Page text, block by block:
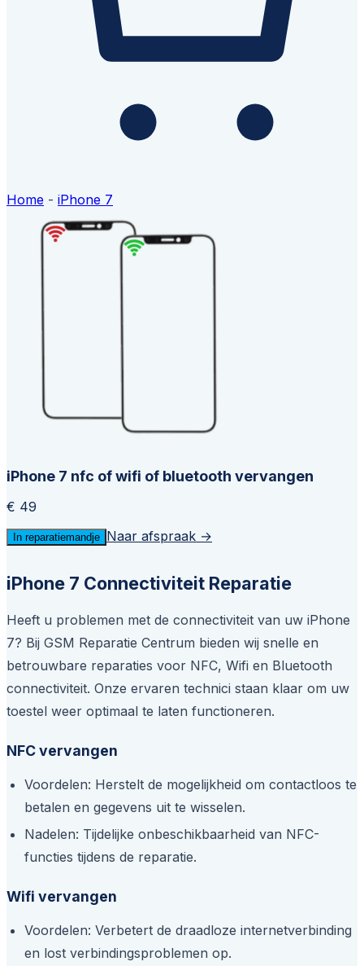
Home - iPhone 7
iPhone 7 nfc of wifi of bluetooth vervangen
€ 49
In reparatiemandje Naar afspraak →
iPhone 7 Connectiviteit Reparatie
Heeft u problemen met de connectiviteit van uw iPhone
7? Bij GSM Reparatie Centrum bieden wij snelle en
betrouwbare reparaties voor NFC, Wifi en Bluetooth
connectiviteit. Onze ervaren technici staan klaar om uw
toestel weer optimaal te laten functioneren.
NFC vervangen
Voordelen: Herstelt de mogelijkheid om contactloos te
betalen en gegevens uit te wisselen.
Nadelen: Tijdelijke onbeschikbaarheid van NFC-
functies tijdens de reparatie.
Wifi vervangen
Voordelen: Verbetert de draadloze internetverbinding
en lost verbindingsproblemen op.